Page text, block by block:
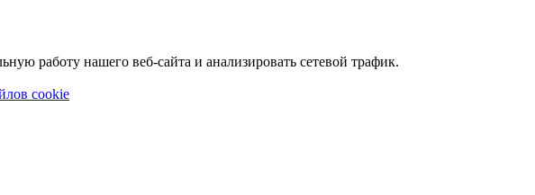
работу нашего веб-сайта и анализировать сетевой трафик.
cookie